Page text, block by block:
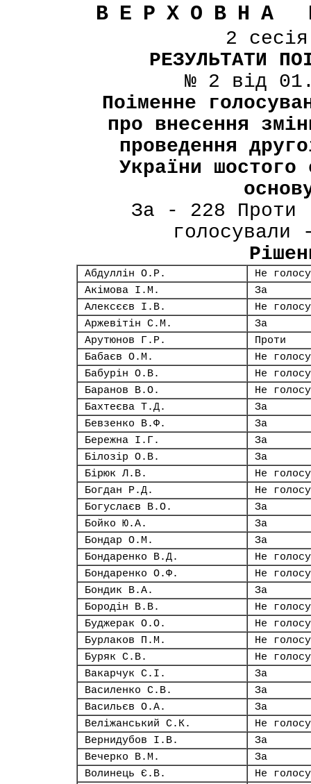
ВЕРХОВНА
2
РЕЗУЛЬТАТИ
№ 2 від
Поіменне
про внесення
проведення
України
За - 228 Проти
Абдуллін О.Р.
Не
Акімова І.М.
За
Алексєєв І.В.
Не
Аржевітін С.М.
За
Арутюнов Г.Р.
Проти
Бабаєв О.М.
Не
Бабурін О.В.
Не
Баранов В.О.
Не
Бахтеєва Т.Д.
За
Бевзенко В.Ф.
За
Бережна І.Г.
За
Білозір О.В.
За
Бірюк Л.В.
Не
Богдан Р.Д.
Не
Богуслаєв В.О.
За
Бойко Ю.А.
За
Бондар О.М.
За
Бондаренко В.Д.
Не
Бондаренко О.Ф.
Не
Бондик В.А.
За
Бородін В.В.
Не
Буджерак О.О.
Не
Бурлаков П.М.
Не
Буряк С.В.
Не
Вакарчук С.І.
За
Василенко С.В.
За
Васильєв О.А.
За
Веліжанський С.К.
Не
Вернидубов І.В.
За
Вечерко В.М.
За
Волинець Є.В.
Не